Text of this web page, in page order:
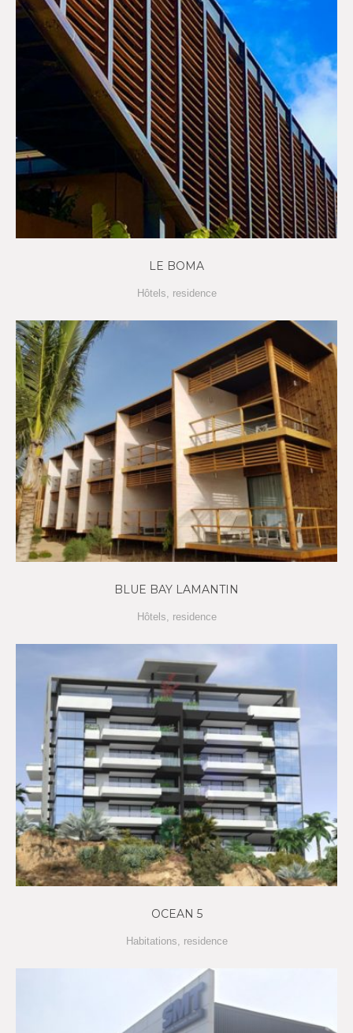
LE BOMA
Hôtels residence
BLUE BAY LAMANTIN
Hôtels, residence
OCEAN 5
Habitations, residence